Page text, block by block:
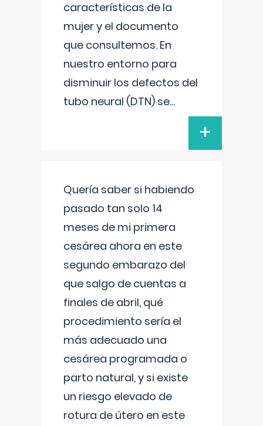
características de la
mujer y el documento
que consultemos. En
nuestro entorno para
disminuir los defectos del
tubo neural (DTN) se...
+
Quería saber si habiendo
pasado tan solo 14
meses de mi primera
cesárea ahora en este
segundo embarazo del
que salgo de cuentas a
finales de abril, qué
procedimiento sería el
más adecuado una
cesárea programada o
parto natural, y si existe
un riesgo elevado de
rotura de útero en este